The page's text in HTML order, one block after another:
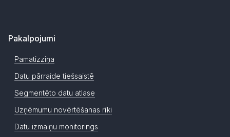
Pakalpojumi
Pamatizziņa
Datu pārraide tiešsaistē
Segmentēto datu atlase
Uzņēmumu novērtēšanas rīki
Datu izmaiņu monitorings